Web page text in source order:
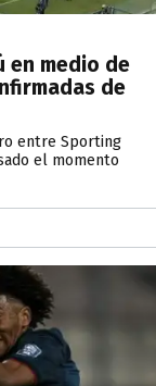
en medio de
de
entre Sporting
el momento